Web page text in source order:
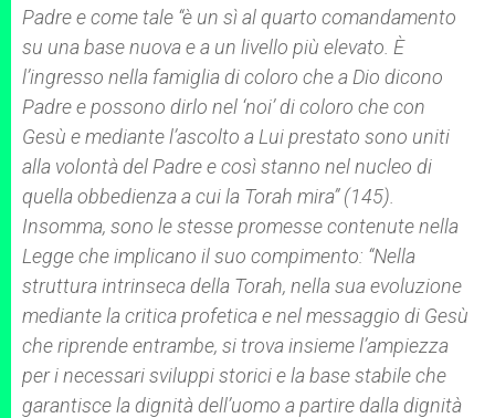
Padre e come tale “è un sì al quarto comandamento
su una base nuova e a un livello più elevato. È
l’ingresso nella famiglia di coloro che a Dio dicono
Padre e possono dirlo nel ‘noi’ di coloro che con
Gesù e mediante l’ascolto a Lui prestato sono uniti
alla volontà del Padre e così stanno nel nucleo di
quella obbedienza a cui la Torah mira” (145).
Insomma, sono le stesse promesse contenute nella
Legge che implicano il suo compimento: “Nella
struttura intrinseca della Torah, nella sua evoluzione
mediante la critica profetica e nel messaggio di Gesù
che riprende entrambe, si trova insieme l’ampiezza
per i necessari sviluppi storici e la base stabile che
garantisce la dignità dell’uomo a partire dalla dignità